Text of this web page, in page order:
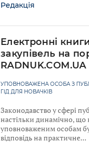
Редакція
Електронні
закупівель на
RADNUK.COM.UA
УПОВНОВАЖЕНА ОСОБА З
ГІД ДЛЯ НОВАЧКІВ
Законодавство у сфері
настільки динамічно, що
уповноваженим особам
відповідь на практичне